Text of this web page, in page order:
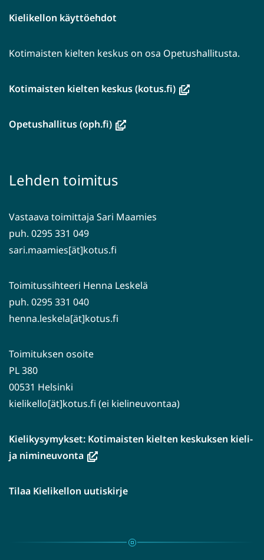
Kielikellon käyttöehdot
Kotimaisten kielten keskus on osa Opetushallitusta.
Kotimaisten kielten keskus (kotus.fi)(avautuu
Opetushallitus (oph.fi)(avautuu
toiseen
Lehden toimitus
Vastaava toimittaja Sari Maamies
puh. 0295 331 049
sari.maamies[ät]kotus.fi
Toimitussihteeri Henna Leskelä
puh. 0295 331 040
henna.leskela[ät]kotus.fi
Toimituksen osoite
PL 380
00531 Helsinki
kielikello[ät]kotus.fi (ei kielineuvontaa)
Kielikysymykset: Kotimaisten kielten keskuksen kieli-
ja nimineuvonta(avautuu
ikkunaan,
palveluun)
Tilaa Kielikellon uutiskirje